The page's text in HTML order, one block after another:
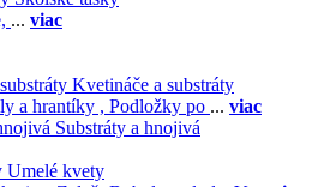
... viac
Kvetináče a substráty
a hrantíky , Podložky po ... viac
Substráty a hnojivá
Umelé kvety